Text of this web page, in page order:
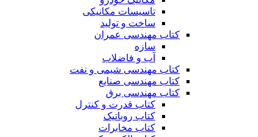
تاسیسات مکانیکی
ساخت و تولید
کتاب مهندسی عمران
سازه
آب و فاضلاب
کتاب مهندسی شیمی و نفت
کتاب مهندسی صنایع
کتاب مهندسی برق
کتاب قدرت و کنترل
کتاب روباتیک
کتاب مخابرات